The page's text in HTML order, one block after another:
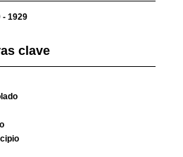
- 1929
clave